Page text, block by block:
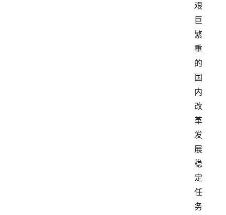
艰
巨
繁
重
的
国
内
改
革
发
展
稳
定
任
务